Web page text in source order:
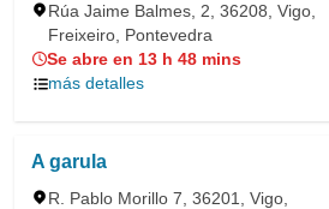
Rúa Jaime Balmes, 2, 36208, Vigo,
Freixeiro, Pontevedra
Se abre en 13 h 48 mins
más detalles
A garula
R. Pablo Morillo 7, 36201, Vigo,